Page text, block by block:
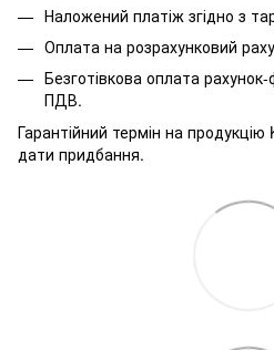
Наложений платіж згідно з
Оплата на розрахунковий
Безготівкова оплата
ПДВ.
Гарантійний термін на
дати придбання.